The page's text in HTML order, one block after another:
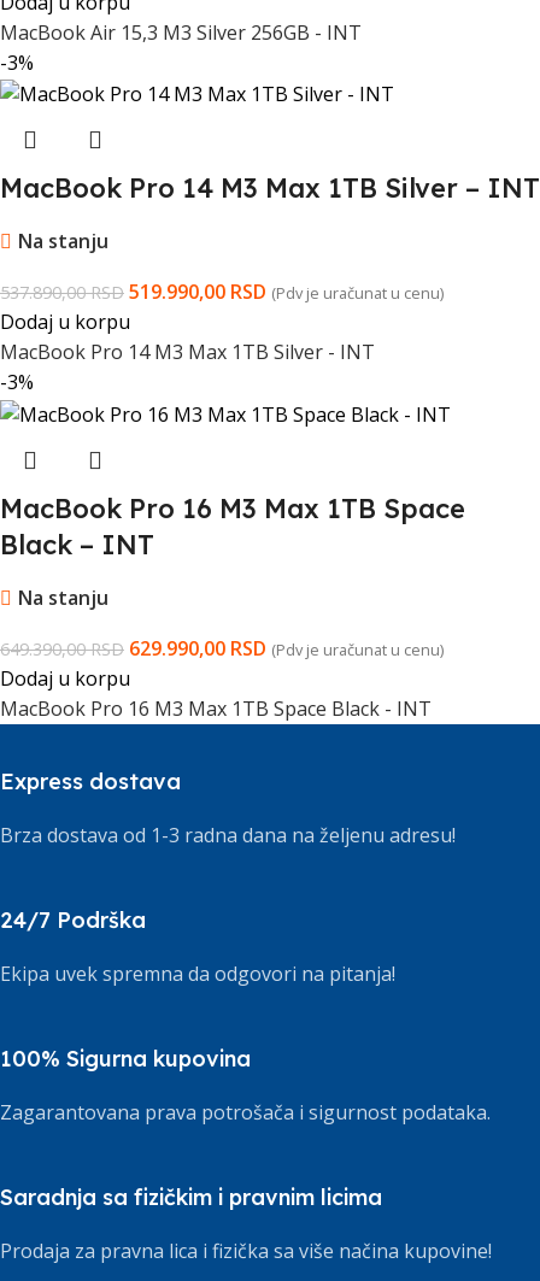
MacBook Air 15,3 M3 Silver 256GB - INT
-3%
MacBook Pro 14 M3 Max 1TB Silver – INT
Na stanju
537.890,00RSD 519.990,00 RSD (Pdv je uračunat u cenu)
Dodaj u korpu
MacBook Pro 14 M3 Max 1TB Silver - INT
-3%
MacBook Pro 16 M3 Max 1TB Space
Black – INT
Na stanju
649.390,00RSD 629.990,00 RSD (Pdv je uračunat u cenu)
Dodaj u korpu
MacBook Pro 16 M3 Max 1TB Space Black - INT
Express dostava
Brza dostava od 1-3 radna dana na željenu adresu!
24/7 Podrška
Ekipa uvek spremna da odgovori na pitanja!
100% Sigurna kupovina
Zagarantovana prava potrošača i sigurnost podataka.
Saradnja sa fizičkim i pravnim licima
Prodaja za pravna lica i fizička sa više načina kupovine!